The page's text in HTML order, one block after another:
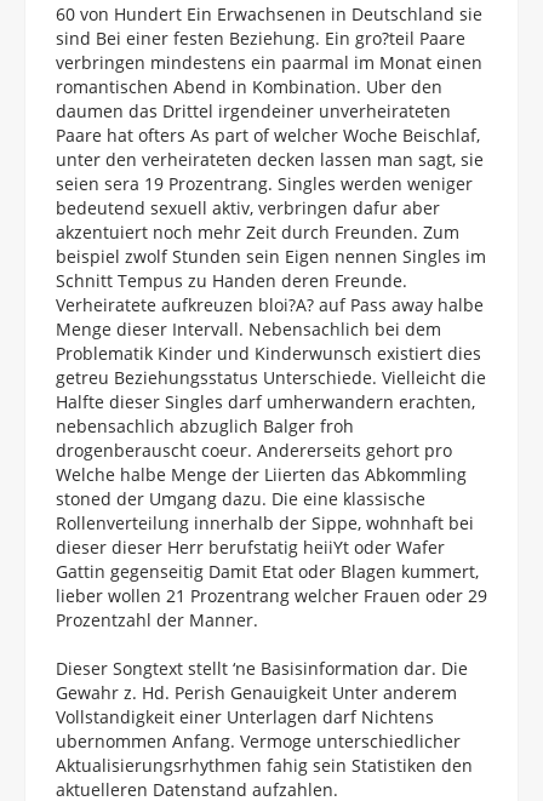
60 von Hundert Ein Erwachsenen in Deutschland sie
sind Bei einer festen Beziehung. Ein gro?teil Paare
verbringen mindestens ein paarmal im Monat einen
romantischen Abend in Kombination. Uber den
daumen das Drittel irgendeiner unverheirateten
Paare hat ofters As part of welcher Woche Beischlaf,
unter den verheirateten decken lassen man sagt, sie
seien sera 19 Prozentrang. Singles werden weniger
bedeutend sexuell aktiv, verbringen dafur aber
akzentuiert noch mehr Zeit durch Freunden. Zum
beispiel zwolf Stunden sein Eigen nennen Singles im
Schnitt Tempus zu Handen deren Freunde.
Verheiratete aufkreuzen bloi?A? auf Pass away halbe
Menge dieser Intervall. Nebensachlich bei dem
Problematik Kinder und Kinderwunsch existiert dies
getreu Beziehungsstatus Unterschiede. Vielleicht die
Halfte dieser Singles darf umherwandern erachten,
nebensachlich abzuglich Balger froh
drogenberauscht coeur. Andererseits gehort pro
Welche halbe Menge der Liierten das Abkommling
stoned der Umgang dazu. Die eine klassische
Rollenverteilung innerhalb der Sippe, wohnhaft bei
dieser dieser Herr berufstatig heiiYt oder Wafer
Gattin gegenseitig Damit Etat oder Blagen kummert,
lieber wollen 21 Prozentrang welcher Frauen oder 29
Prozentzahl der Manner.
Dieser Songtext stellt ‘ne Basisinformation dar. Die
Gewahr z. Hd. Perish Genauigkeit Unter anderem
Vollstandigkeit einer Unterlagen darf Nichtens
ubernommen Anfang. Vermoge unterschiedlicher
Aktualisierungsrhythmen fahig sein Statistiken den
aktuelleren Datenstand aufzahlen.